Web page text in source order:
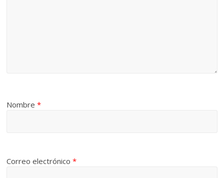
Nombre*
Correo electrónico*